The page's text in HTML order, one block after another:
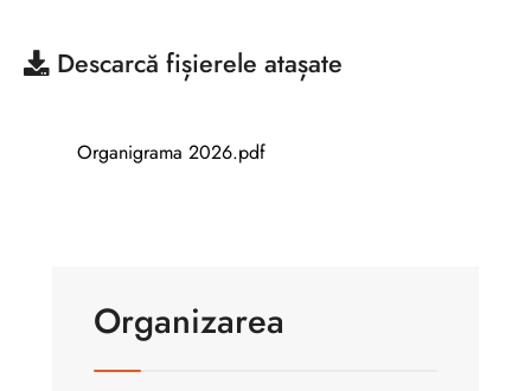
Descarcă fișierele atașate
Organigrama 2026.pdf
Organizarea